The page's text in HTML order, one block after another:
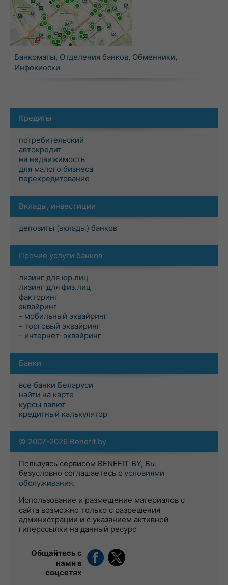
Банкоматы, Отделения банков, Обменники,
Инфокиоски
Кредиты
потребительский
автокредит
на недвижимость
для малого бизнеса
перекредитование
Вклады, инвестиции
депозиты (вклады) банков
Прочие услуги банков
лизинг для юр.лиц
лизинг для физ.лиц
факторинг
эквайринг
- мобильный эквайринг
- торговый эквайринг
- интернет-эквайринг
Банки
все банки Беларуси
найти на карте
курсы валют
кредитный калькулятор
© 2007-2026 Benefit.by
Пользуясь сервисом BENEFIT BY, Вы
безусловно соглашаетесь с условиями
обслуживания.
Использование и размещение материалов с
сайта возможно только с разрешения
администрации и с указанием активной
гиперссылки на данный ресурс
Общайтесь с
нами в
соцсетях